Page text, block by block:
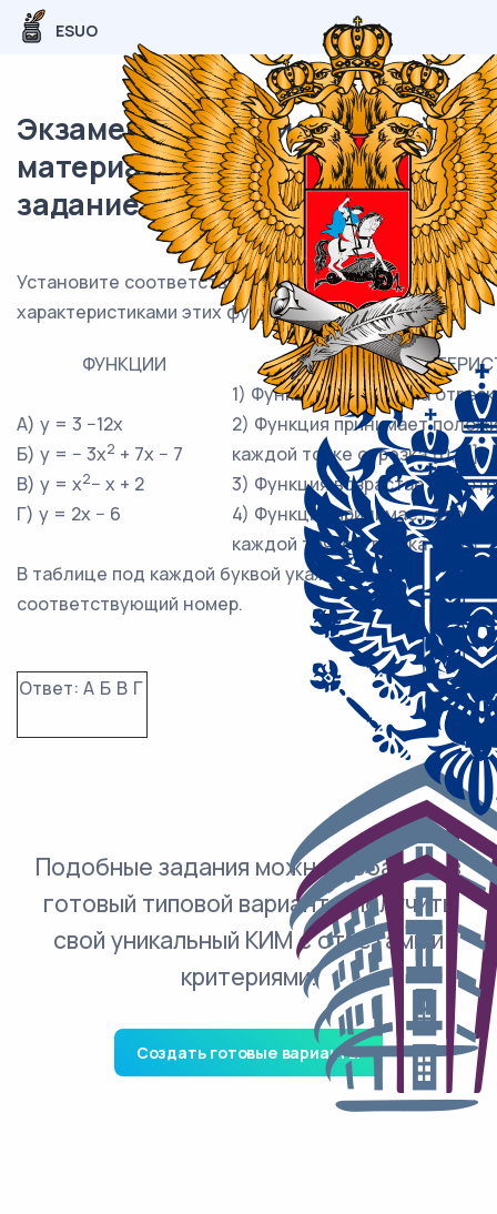
ESUO
Экзаменационный (типовой)
материал ЕГЭ / База / 07
задание (24) / 129
Установите соответствие между функциями и
характеристиками этих функций на отрезке [0; 4].
ФУНКЦИИ
А) y = 3 −12x
Б) y = − 3x2 + 7x − 7
В) y = x2− x + 2
Г) y = 2x − 6
1) Функция убывает на
2) Функция принимает
каждой точке отрезка [0; 4].
3) Функция возрастает на
4) Функция принимает
каждой точке отрезка [0; 4].
В таблице под каждой буквой укажите
соответствующий номер.
Ответ: А Б В Г
Подобные задания можно добавить в
готовый типовой вариант и получить
свой уникальный КИМ с ответами и
критериями.
Создать готовые варианты